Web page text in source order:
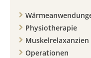
Physiotherapie
Muskelrelaxanzien
Operationen